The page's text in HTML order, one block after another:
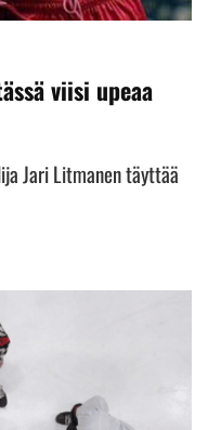
viisi upeaa
Jari Litmanen täyttää